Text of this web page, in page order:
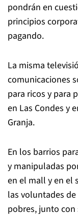
pondrán en
principios
pagando.
La misma
comunicaciones
para ricos y para
en Las Condes y
Granja.
En los barrios
y manipuladas
en el mall y en el
las voluntades
pobres, junto